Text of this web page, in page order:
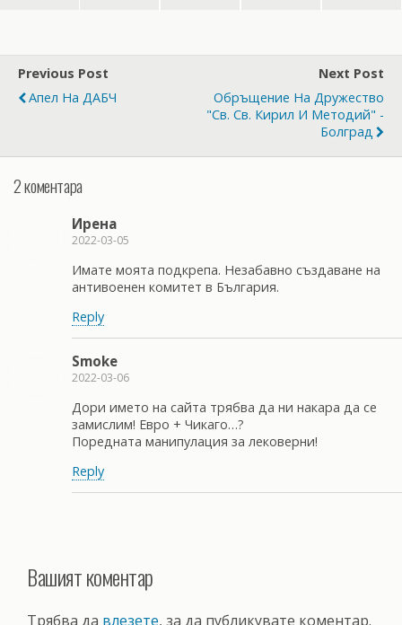
Previous Post
Апел На ДАБЧ
Next Post
Обръщение На Дружество
"Св. Св. Кирил И Методий" -
Болград
2 коментара
Ирена
2022-03-05
Имате моята подкрепа. Незабавно създаване на
антивоенен комитет в България.
Reply
Smoke
2022-03-06
Дори името на сайта трябва да ни накара да се
замислим! Евро + Чикаго…?
Поредната манипулация за лековерни!
Reply
Вашият коментар
Трябва да влезете, за да публикувате коментар.